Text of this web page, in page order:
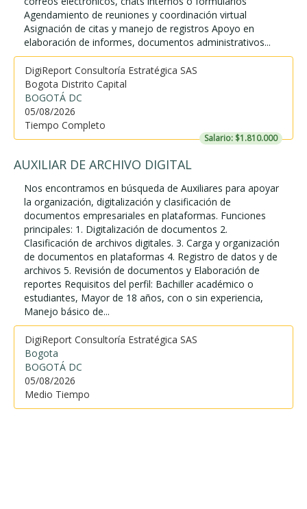
Agendamiento de reuniones y coordinación virtual
Asignación de citas y manejo de registros Apoyo en
elaboración de informes, documentos administrativos...
DigiReport Consultoría Estratégica SAS
Bogota Distrito Capital
BOGOTÁ DC
05/08/2026
Tiempo Completo
Salario: $1.810.000
AUXILIAR DE ARCHIVO DIGITAL
Nos encontramos en búsqueda de Auxiliares para apoyar
la organización, digitalización y clasificación de
documentos empresariales en plataformas. Funciones
principales: 1. Digitalización de documentos 2.
Clasificación de archivos digitales. 3. Carga y organización
de documentos en plataformas 4. Registro de datos y de
archivos 5. Revisión de documentos y Elaboración de
reportes Requisitos del perfil: Bachiller académico o
estudiantes, Mayor de 18 años, con o sin experiencia,
Manejo básico de...
DigiReport Consultoría Estratégica SAS
Bogota
BOGOTÁ DC
05/08/2026
Medio Tiempo